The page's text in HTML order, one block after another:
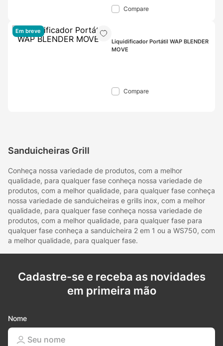
Compare
Em breve
Liquidificador Portátil WAP BLENDER
MOVE
Compare
Sanduicheiras Grill
Conheça nossa variedade de produtos, com a melhor
qualidade, para qualquer fase conheça nossa variedade de
produtos, com a melhor qualidade, para qualquer fase conheça
nossa variedade de sanduicheiras e grills inox, com a melhor
qualidade, para qualquer fase conheça nossa variedade de
produtos, com a melhor qualidade, para qualquer fase para
qualquer fase conheça a sanduicheira 2 em 1 ou a WS750, com
a melhor qualidade, para qualquer fase.
Cadastre-se e receba as novidades
em primeira mão
Nome